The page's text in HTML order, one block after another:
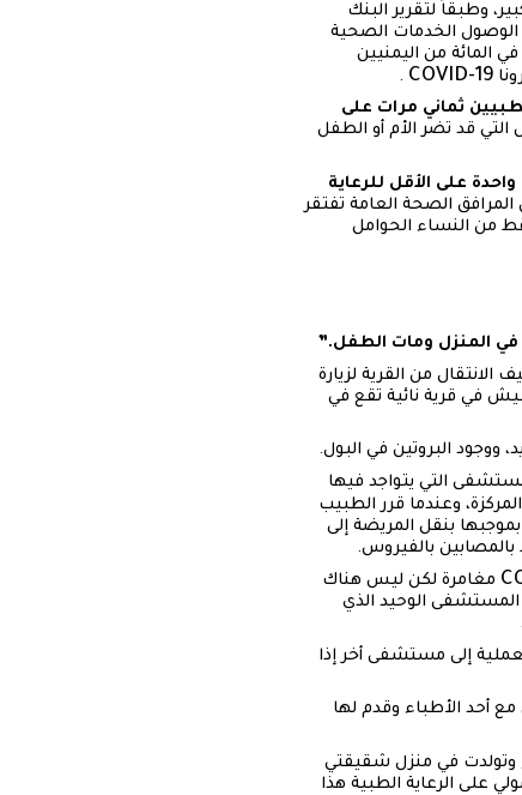
وطبقاً لتقرير البنك
في المدن يمكنهم الوصول الخدمات الصحية
المتدنية، فيما 15 في المائة فقط من المناطق الريفية تم تغطيتها بالخدمات الصحية المحدودة، ويقدر أن 65 في المائة من اليمنيين
COVID-19
.
ثماني مرات على
التي قد تضر الأم أو الطفل
(90٪) لديهن زيارة واحدة على الأقل للرعاية
المرافق الصحة العامة تفتقر
من الممرضات حديثي الولادة، ونتيجة لذلك، 22 في المائة فقط من النساء الحوامل
في المنزل ومات الطفل.”
في الشهر الثامن من الحمل عندما ساعدتها شقيقتها في مارس/آذار 2021 بتكاليف الانتقال من القرية لزيارة
في قرية نائية تقع في
البروتين في البول.
التي يتواجد فيها
وعندما قرر الطبيب
بنقل المريضة إلى
بالفيروس.
مغامرة لكن ليس هناك
المستشفى الوحيد الذي
إلى مستشفى أخر إذا
أحد الأطباء وقدم لها
وتولدت في منزل شقيقتي
على الرعاية الطبية هذا